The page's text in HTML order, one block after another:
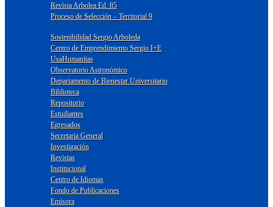
Revista Arbolea Ed. 85
Proceso de Selección – Territorial 9
Sostenibilidad Sergio Arboleda
Centro de Emprendimiento Sergio I+E
UsaHumanitas
Observatorio Astronómico
Departamento de Bienestar Universitario
Biblioteca
Repositorio
Estudiantes
Egresados
Secretaría General
Investigación
Revistas
Institucional
Centro de Idiomas
Fondo de Publicaciones
Emisora